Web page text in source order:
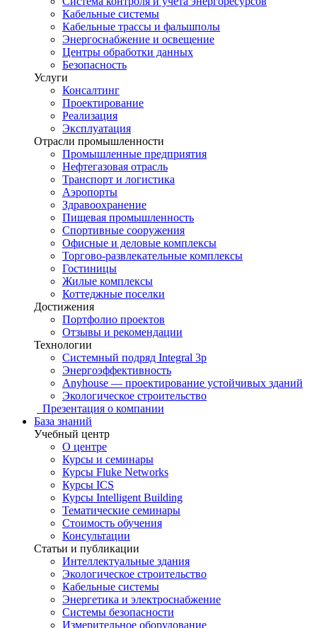
Кабельные системы
Кабельные трассы и фальшполы
Энергоснабжение и освещение
Центры обработки данных
Безопасность
Услуги
Консалтинг
Проектирование
Реализация
Эксплуатация
Отрасли промышленности
Промышленные предприятия
Нефтегазовая отрасль
Транспорт и логистика
Аэропорты
Здравоохранение
Пищевая промышленность
Спортивные сооружения
Офисные и деловые комплексы
Торгово-развлекательные комплексы
Гостиницы
Жилые комплексы
Коттеджные поселки
Достижения
Портфолио проектов
Отзывы и рекомендации
Технологии
Системный подряд Integral 3p
Энергоэффективность
Anyhouse — проектирование устойчивых зданий
Экологическое строительство
Презентация о компании
База знаний
Учебный центр
О центре
Курсы и семинары
Курсы Fluke Networks
Курсы ICS
Курсы Intelligent Building
Тематические семинары
Стоимость обучения
Консультации
Статьи и публикации
Интеллектуальные здания
Экологическое строительство
Кабельные системы
Энергетика и электроснабжение
Системы безопасности
Измерительное оборудование